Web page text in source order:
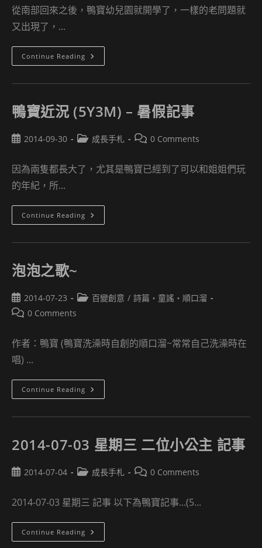
從南部回來之後，鴨寶幼兒園就開學了，一樣的老問題就
又出現了，...
Continue Reading 鴨
寶
況
鴨寶近況 (5Y3M) – 暑假記事
Post2014-09-30
Post成長手札
Post 0 Comments
因為兩隻都長大了，尤其是鴨寶已經到了可以和姐姐們玩
的年紀，所...
Continue Reading 鴨
寶
況
泡泡之歌~
Post
published:
2014-07-23
Post百變創意 / 詩篇‧童謠‧順口溜
Post 0 Comments
作者：鴨寶 (鴨寶洗澡時自創的順口溜~常常自己洗澡時在
唱) ...
Continue Reading 泡
泡
歌
2014-07-03 星期三 二位小公主 記事
Post2014-07-04
Post成長手札
Post 0 Comments
2014-07-03 星期三 記事 以下為鴨寶記事...(5...
Continue Reading 2014-
07-